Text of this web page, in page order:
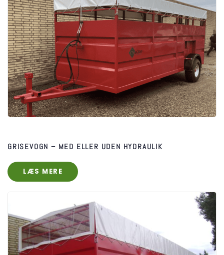
GRISEVOGN – MED ELLER UDEN HYDRAULIK
LÆS MERE